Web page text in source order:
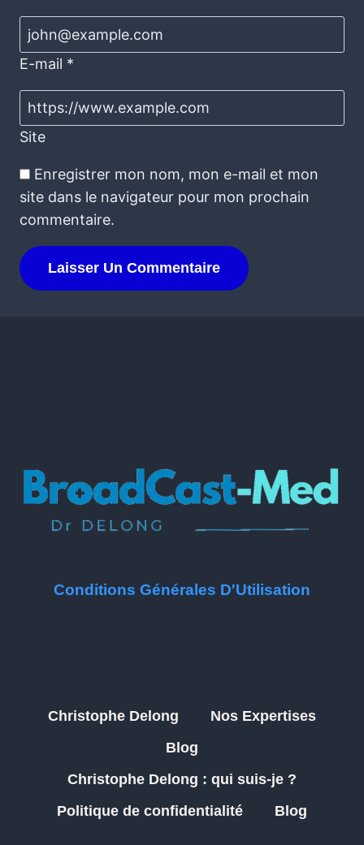
E-mail *
Site
Enregistrer mon nom, mon e-mail et mon
site dans le navigateur pour mon prochain
commentaire.
Conditions Générales D'Utilisation
Christophe Delong
Nos Expertises
Blog
Christophe Delong : qui suis-je ?
Politique de confidentialité
Blog